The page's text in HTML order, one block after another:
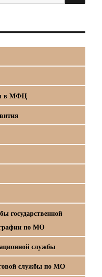
в МФЦ
государственной
по МО
службы
службы по МО